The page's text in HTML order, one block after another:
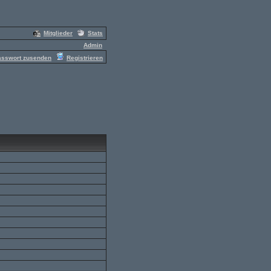
Mitglieder
Stats
Admin
zusenden Registrieren